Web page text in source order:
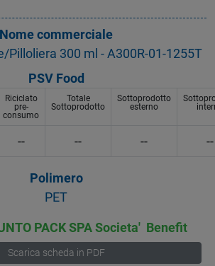
Nome commerciale
Pilloliera 300 ml - A300R-01-1255T
PSV Food
Riciclato
pre-
consumo
Totale
Sottoprodotto
Sottoprodotto
esterno
-- -- -- --
Polimero
PET
PACK SPA Societa' Benefit
Scarica scheda in PDF